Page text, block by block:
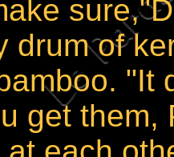
drum of
"It
get them,